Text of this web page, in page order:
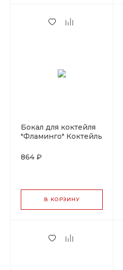
Бокал для коктейля
"Фламинго" Коктейль
Barware
864 ₽
В КОРЗИНУ